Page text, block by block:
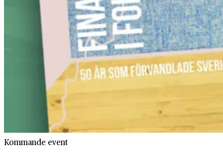
Kommande event